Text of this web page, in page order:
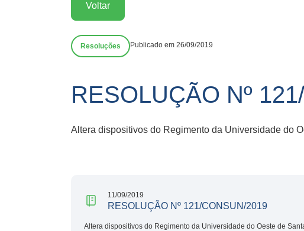
Voltar
Resoluções Publicado em 26/09/2019
RESOLUÇÃO Nº
Altera dispositivos do Regimento da Universidade do
11/09/2019
RESOLUÇÃO Nº 121/CONSUN/2019
Altera dispositivos do Regimento da Universidade do Oeste de